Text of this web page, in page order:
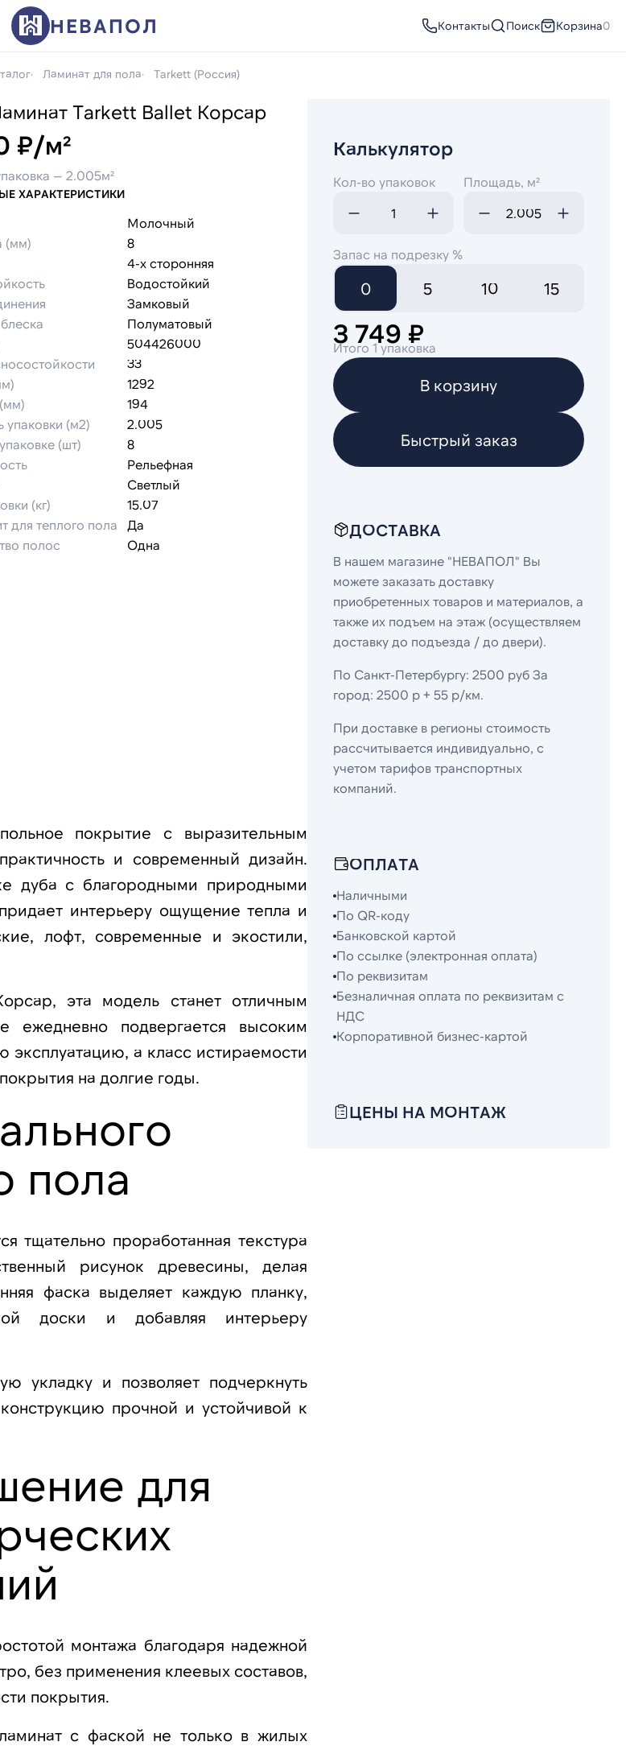
НЕВАПОЛ Контакты Поиск Корзина0
Ламинат для пола Tarkett (Россия)
Tarkett Ballet Корсар
₽/м²
— 2.005м²
ХАРАКТЕРИСТИКИ
Молочный
(мм)
8
4-х сторонняя
Водостойкий
Замковый
Полуматовый
504426000
33
1292
194
(м2)
2.005
(шт)
8
Рельефная
Светлый
(кг)
15.07
для теплого пола
Да
полос
Одна
покрытие с выразительным
и современный дизайн.
дуба с благородными природными
интерьеру ощущение тепла и
лофт, современные и экостили,
эта модель станет отличным
подвергается высоким
эксплуатацию, а класс истираемости
на долгие годы.
пола
тщательно проработанная текстура
рисунок древесины, делая
фаска выделяет каждую планку,
доски и добавляя интерьеру
укладку и позволяет подчеркнуть
прочной и устойчивой к
для
монтажа благодаря надежной
без применения клеевых составов,
покрытия.
с фаской не только в жилых
Калькулятор
Кол-во упаковок Площадь, м²
Запас на подрезку %
0 5 10 15
3 749 ₽
Итого 1 упаковка
В корзину
Быстрый заказ
ДОСТАВКА
В нашем магазине "НЕВАПОЛ" Вы
можете заказать доставку
приобретенных товаров и материалов, а
также их подъем на этаж (осуществляем
доставку до подъезда / до двери).
По Санкт-Петербургу: 2500 руб За
город: 2500 р + 55 р/км.
При доставке в регионы стоимость
рассчитывается индивидуально, с
учетом тарифов транспортных
компаний.
ОПЛАТА
Наличными
По QR-коду
Банковской картой
По ссылке (электронная оплата)
По реквизитам
Безналичная оплата по реквизитам с
НДС
Корпоративной бизнес-картой
ЦЕНЫ НА МОНТАЖ